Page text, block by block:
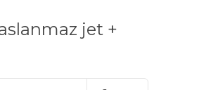
jet +